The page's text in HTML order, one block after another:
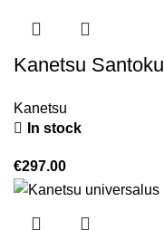
Kanetsu Santoku
Kanetsu
In stock
€297.00